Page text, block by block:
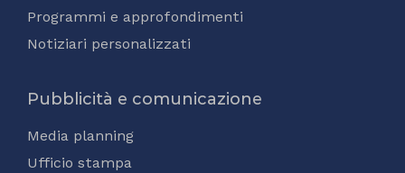
Programmi e approfondimenti
Notiziari personalizzati
Pubblicità e comunicazione
Media planning
Ufficio stampa